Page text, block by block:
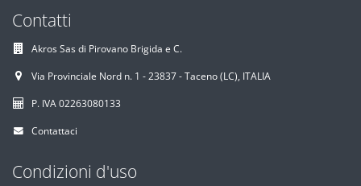
Contatti
Akros Sas di Pirovano Brigida e C.
Via Provinciale Nord n. 1 - 23837 - Taceno (LC), ITALIA
P. IVA 02263080133
Contattaci
Condizioni d'uso